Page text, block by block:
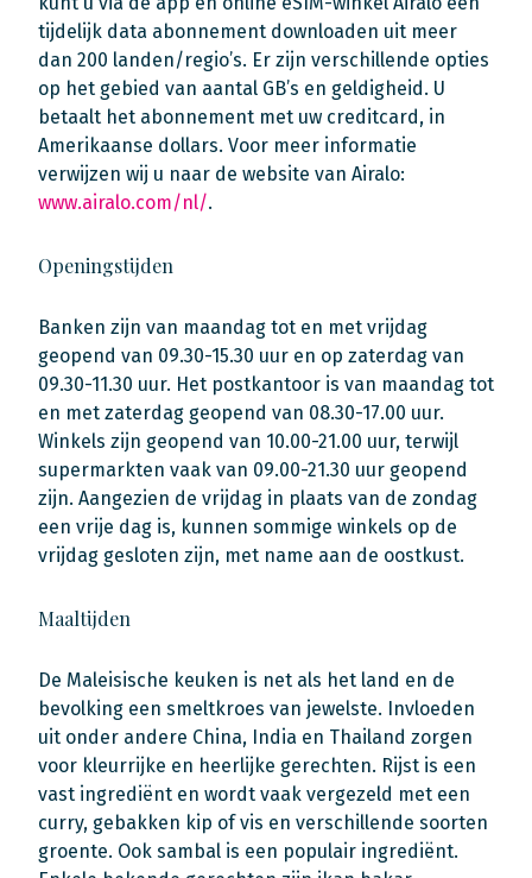
tijdelijk data abonnement downloaden uit meer
dan 200 landen/regio’s. Er zijn verschillende opties
op het gebied van aantal GB’s en geldigheid. U
betaalt het abonnement met uw creditcard, in
Amerikaanse dollars. Voor meer informatie
verwijzen wij u naar de website van Airalo:
www.airalo.com/nl/.
Openingstijden
Banken zijn van maandag tot en met vrijdag
geopend van 09.30-15.30 uur en op zaterdag van
09.30-11.30 uur. Het postkantoor is van maandag tot
en met zaterdag geopend van 08.30-17.00 uur.
Winkels zijn geopend van 10.00-21.00 uur, terwijl
supermarkten vaak van 09.00-21.30 uur geopend
zijn. Aangezien de vrijdag in plaats van de zondag
een vrije dag is, kunnen sommige winkels op de
vrijdag gesloten zijn, met name aan de oostkust.
Maaltijden
De Maleisische keuken is net als het land en de
bevolking een smeltkroes van jewelste. Invloeden
uit onder andere China, India en Thailand zorgen
voor kleurrijke en heerlijke gerechten. Rijst is een
vast ingrediënt en wordt vaak vergezeld met een
curry, gebakken kip of vis en verschillende soorten
groente. Ook sambal is een populair ingrediënt.